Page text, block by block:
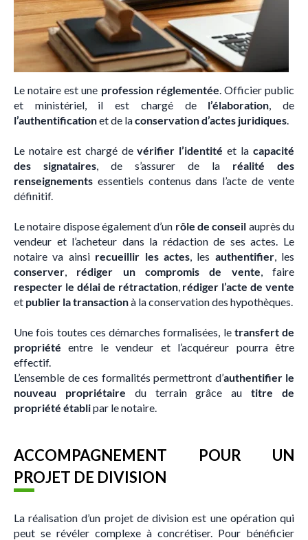
Le notaire est une profession réglementée. Officier public
et ministériel, il est chargé del’élaboration, de
l’authentificationet de laconservation d’actes juridiques.
Le notaire est chargé devérifier l’identité et lacapacité
des signataires, de s’assurer de la réalité des
renseignements essentiels contenus dans l’acte de vente
définitif.
Le notaire dispose également d’un rôle de conseil auprès du
vendeur et l’acheteur dans la rédaction de ses actes. Le
notaire va ainsi recueillir les actes, les authentifier, les
conserver, rédiger un compromis de vente, faire
respecter le délai de rétractation, rédiger l’acte de vente
et publier la transactionà la conservation des hypothèques.
Une fois toutes ces démarches formalisées, letransfert de
propriété entre le vendeur et l’acquéreur pourra être
effectif.
L’ensemble de ces formalités permettront d’authentifier le
nouveau propriétaire du terrain grâce au titre de
propriété établipar le notaire.
ACCOMPAGNEMENT POUR UN
PROJET DE DIVISION
La réalisation d’un projet de division est une opération qui
peut se révéler complexe à concrétiser. Pour bénéficier